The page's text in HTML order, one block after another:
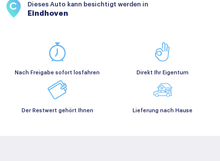
Dieses Auto kann besichtigt werden in
Eindhoven
Nach Freigabe sofort losfahren Direkt Ihr Eigentum
Der Restwert gehört Ihnen Lieferung nach Hause